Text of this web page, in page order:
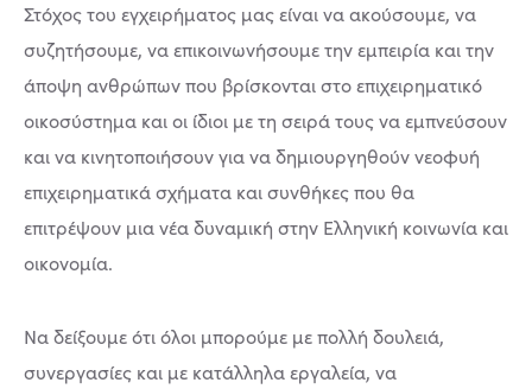
Στόχος του εγχειρήματος μας είναι να ακούσουμε, να
συζητήσουμε, να επικοινωνήσουμε την εμπειρία και την
άποψη ανθρώπων που βρίσκονται στο επιχειρηματικό
οικοσύστημα και οι ίδιοι με τη σειρά τους να εμπνεύσουν
και να κινητοποιήσουν για να δημιουργηθούν νεοφυή
επιχειρηματικά σχήματα και συνθήκες που θα
επιτρέψουν μια νέα δυναμική στην Ελληνική κοινωνία και
οικονομία.
Να δείξουμε ότι όλοι μπορούμε με πολλή δουλειά,
συνεργασίες και με κατάλληλα εργαλεία, να